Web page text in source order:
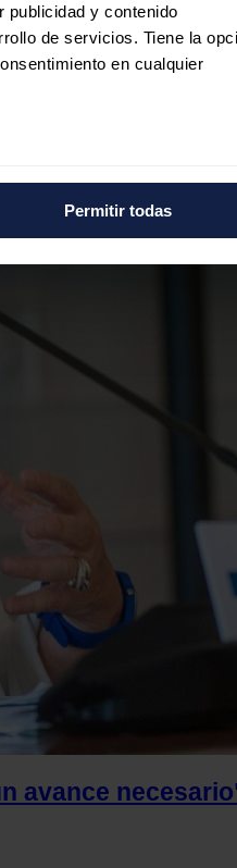
publicidad y contenido
de servicios. Tiene la
en cualquier
funciones de redes
con nuestros partners de
que les haya
Permitir todas
avance